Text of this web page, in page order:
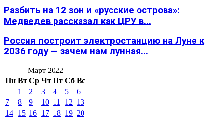
Разбить на 12 зон и «русские острова»:
Медведев рассказал как ЦРУ в...
Россия построит электростанцию на Луне к
2036 году — зачем нам лунная...
Март 2022
Пн Вт Ср Чт Пт Сб Вс
1
2 3 4 5
6
7
8 9 10 11 12 13
14 15 16 17 18 19 20